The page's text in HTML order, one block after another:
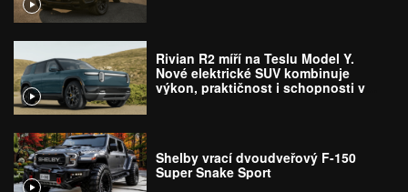
Rivian R2 míří na Teslu Model Y.
Nové elektrické SUV kombinuje
výkon, praktičnost i schopnosti v
Shelby vrací dvoudveřový F-150
Super Snake Sport